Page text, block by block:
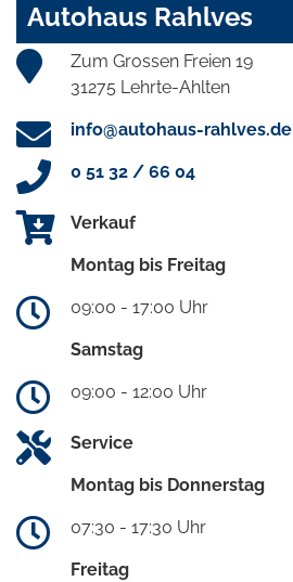
Autohaus Rahlves
Zum Grossen Freien 19
31275 Lehrte-Ahlten
info@autohaus-rahlves.de
0 51 32 / 66 04
Verkauf
Montag bis Freitag
09:00 - 17:00 Uhr
Samstag
09:00 - 12:00 Uhr
Service
Montag bis Donnerstag
07:30 - 17:30 Uhr
Freitag